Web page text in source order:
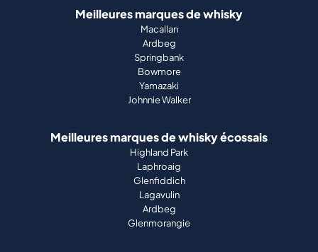
Meilleures marques de whisky
Macallan
Ardbeg
Springbank
Bowmore
Yamazaki
Johnnie Walker
Meilleures marques de whisky écossais
Highland Park
Laphroaig
Glenfiddich
Lagavulin
Ardbeg
Glenmorangie